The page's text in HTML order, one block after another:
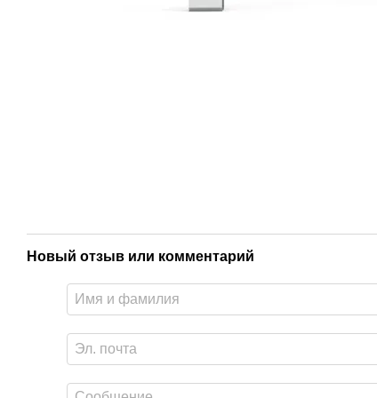
Новый отзыв или комментарий